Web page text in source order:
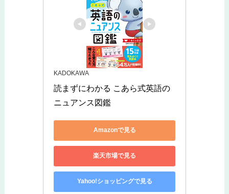
KADOKAWA
読まずにわかる こあら式英語の
ニュアンス図鑑
Amazonで見る
楽天市場で見る
Yahoo!ショッピングで見る